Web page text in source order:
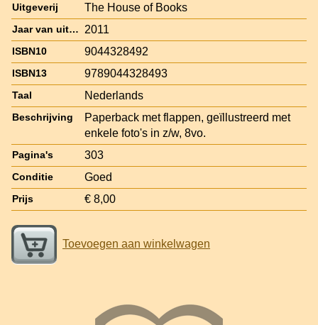
Uitgeverij The House of Books
Jaar van uitgave 2011
ISBN10 9044328492
ISBN13 9789044328493
Taal Nederlands
Beschrijving
Paperback met flappen, geïllustreerd met
enkele foto's in z/w, 8vo.
Pagina's 303
Conditie Goed
Prijs € 8,00
Toevoegen aan winkelwagen